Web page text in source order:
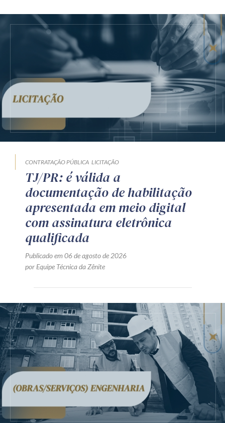
CONTRATAÇÃO PÚBLICA LICITAÇÃO
TJ/PR: é válida a
documentação de habilitação
apresentada em meio digital
com assinatura eletrônica
qualificada
Publicado em 06 de agosto de 2026
por Equipe Técnica da Zênite